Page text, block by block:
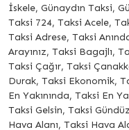
İskele, Günaydın Taksi,
Taksi 724, Taksi Acele,
Taksi Adrese, Taksi
Arayınız, Taksi Bagajlı,
Taksi Çağır, Taksi
Durak, Taksi Ekonomik,
En Yakınında, Taksi En
Taksi Gelsin, Taksi
Hava Alanı, Taksi Hava